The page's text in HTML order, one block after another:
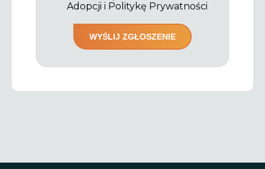
Adopcji i Politykę Prywatności